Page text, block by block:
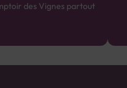
des Vignes partout